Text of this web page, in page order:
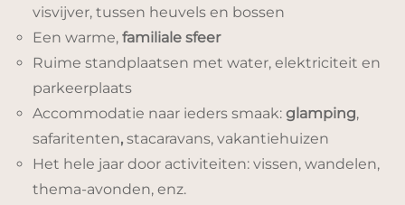
visvijver, tussen heuvels en bossen
Een warme,familiale sfeer
Ruime standplaatsen met water, elektriciteit en
parkeerplaats
Accommodatie naar ieders smaak:glamping,
safaritenten, stacaravans, vakantiehuizen
Het hele jaar door activiteiten: vissen, wandelen,
thema-avonden, enz.